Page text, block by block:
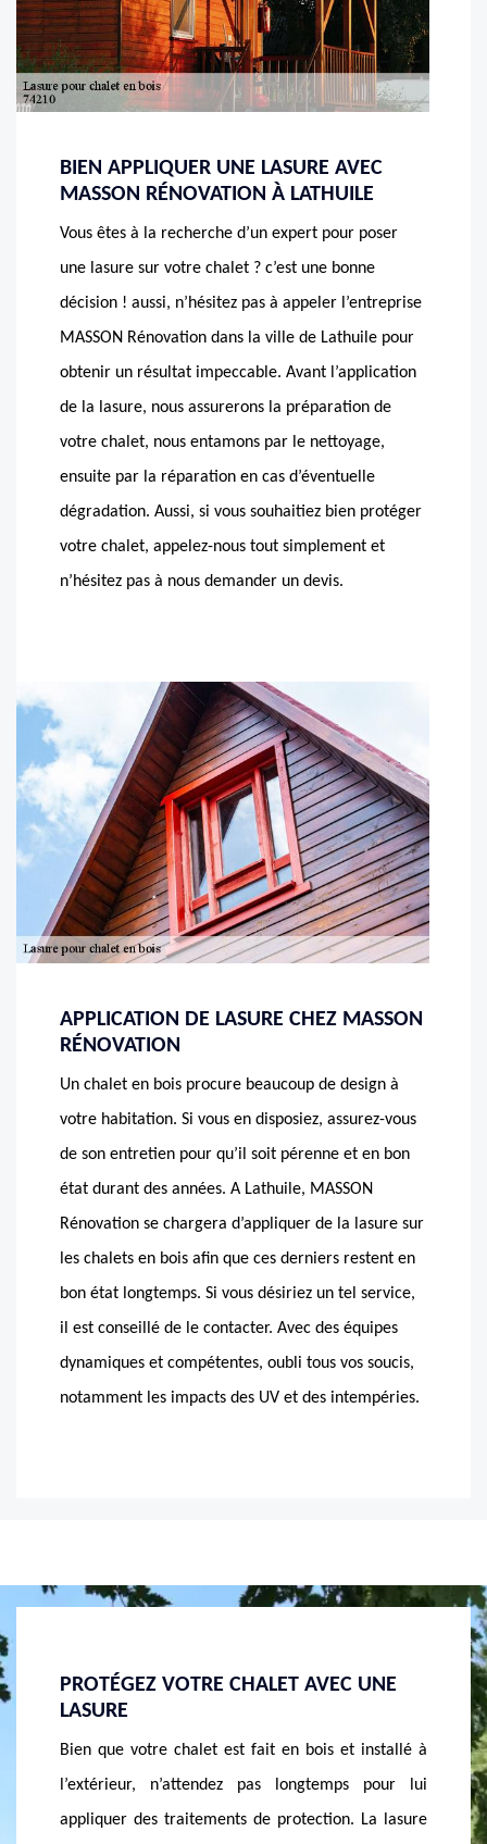
BIEN APPLIQUER UNE LASURE AVEC
MASSON RÉNOVATION À LATHUILE
Vous êtes à la recherche d’un expert pour poser
une lasure sur votre chalet ? c’est une bonne
décision ! aussi, n’hésitez pas à appeler l’entreprise
MASSON Rénovation dans la ville de Lathuile pour
obtenir un résultat impeccable. Avant l’application
de la lasure, nous assurerons la préparation de
votre chalet, nous entamons par le nettoyage,
ensuite par la réparation en cas d’éventuelle
dégradation. Aussi, si vous souhaitiez bien protéger
votre chalet, appelez-nous tout simplement et
n’hésitez pas à nous demander un devis.
APPLICATION DE LASURE CHEZ MASSON
RÉNOVATION
Un chalet en bois procure beaucoup de design à
votre habitation. Si vous en disposiez, assurez-vous
de son entretien pour qu’il soit pérenne et en bon
état durant des années. A Lathuile, MASSON
Rénovation se chargera d’appliquer de la lasure sur
les chalets en bois afin que ces derniers restent en
bon état longtemps. Si vous désiriez un tel service,
il est conseillé de le contacter. Avec des équipes
dynamiques et compétentes, oubli tous vos soucis,
notamment les impacts des UV et des intempéries.
POUR UNE FORTE RÉSISTANCE AUX
INTEMPÉRIES, APPELEZ MASSON
RÉNOVATION
Etant inévitable, les intempéries sont les facteurs
de la dégradation des chalets en bois, si vous en